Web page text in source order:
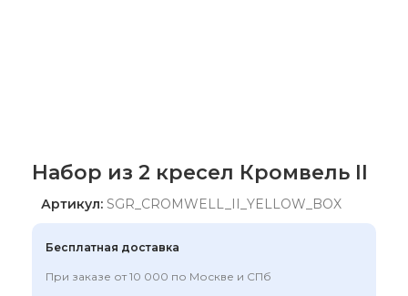
Набор из 2 кресел Кромвель II
Артикул: SGR_CROMWELL_II_YELLOW_BOX
Бесплатная доставка
При заказе от 10 000 по Москве и СПб